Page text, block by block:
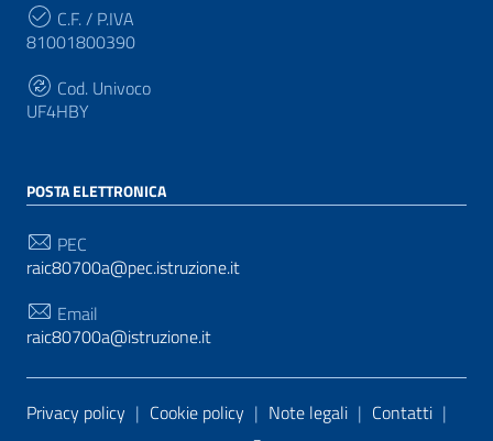
C.F. / P.IVA
81001800390
Cod. Univoco
UF4HBY
POSTA ELETTRONICA
PEC
raic80700a@pec.istruzione.it
Email
raic80700a@istruzione.it
Sezione Link Utili
Privacy policy | Cookie policy | Note legali | Contatti |